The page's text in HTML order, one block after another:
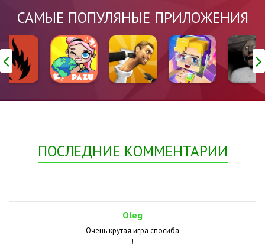
САМЫЕ ПОПУЛЯНЫЕ ПРИЛОЖЕНИЯ
ПОСЛЕДНИЕ КОММЕНТАРИИ
Oleg
Очень крутая игра спосиба
!